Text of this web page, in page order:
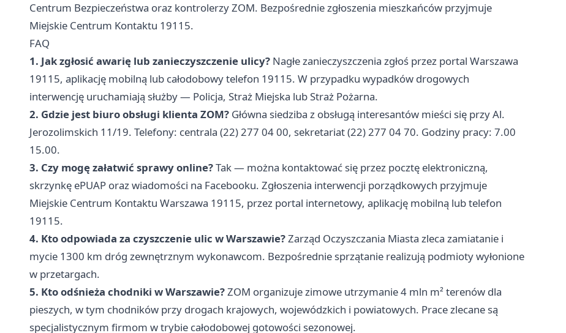
Centrum Bezpieczeństwa oraz kontrolerzy ZOM. Bezpośrednie zgłoszenia mieszkańców przyjmuje
Miejskie Centrum Kontaktu 19115.
FAQ
1. Jak zgłosić awarię lub zanieczyszczenie ulicy? Nagłe zanieczyszczenia zgłoś przez portal Warszawa
19115, aplikację mobilną lub całodobowy telefon 19115. W przypadku wypadków drogowych
interwencję uruchamiają służby — Policja, Straż Miejska lub Straż Pożarna.
2. Gdzie jest biuro obsługi klienta ZOM? Główna siedziba z obsługą interesantów mieści się przy Al.
Jerozolimskich 11/19. Telefony: centrala (22) 277 04 00, sekretariat (22) 277 04 70. Godziny pracy: 7.00
15.00.
3. Czy mogę załatwić sprawy online?Tak — można kontaktować się przez pocztę elektroniczną,
skrzynkę ePUAP oraz wiadomości na Facebooku. Zgłoszenia interwencji porządkowych przyjmuje
Miejskie Centrum Kontaktu Warszawa 19115, przez portal internetowy, aplikację mobilną lub telefon
19115.
4. Kto odpowiada za czyszczenie ulic w Warszawie?Zarząd Oczyszczania Miasta zleca zamiatanie i
mycie 1300 km dróg zewnętrznym wykonawcom. Bezpośrednie sprzątanie realizują podmioty wyłonione
w przetargach.
5. Kto odśnieża chodniki w Warszawie?ZOM organizuje zimowe utrzymanie 4 mln m² terenów dla
pieszych, w tym chodników przy drogach krajowych, wojewódzkich i powiatowych. Prace zlecane są
specjalistycznym firmom w trybie całodobowej gotowości sezonowej.